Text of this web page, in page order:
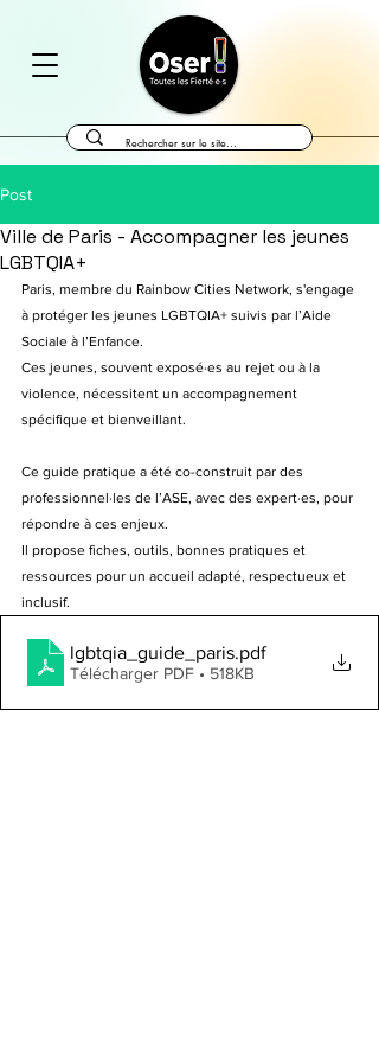
Post
Ville de Paris - Accompagner les jeunes
LGBTQIA+
Paris, membre du Rainbow Cities Network, s'engage
à protéger les jeunes LGBTQIA+ suivis par l’Aide
Sociale à l’Enfance.
Ces jeunes, souvent exposé·es au rejet ou à la
violence, nécessitent un accompagnement
spécifique et bienveillant.
Ce guide pratique a été co-construit par des
professionnel·les de l’ASE, avec des expert·es, pour
répondre à ces enjeux.
Il propose fiches, outils, bonnes pratiques et
ressources pour un accueil adapté, respectueux et
inclusif.
lgbtqia_guide_paris.pdf
Télécharger PDF • 518KB